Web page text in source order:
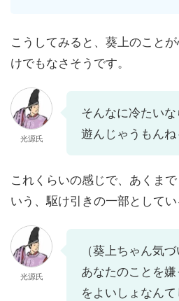
こうしてみると、葵上のこと
けでもなさそうです。
光源氏
そんなに冷たい
遊んじゃうもんね
これくらいの感じで、あくま
いう、駆け引きの一部としてい
光源氏
（葵上ちゃん気
あなたのことを
をよいしょなん